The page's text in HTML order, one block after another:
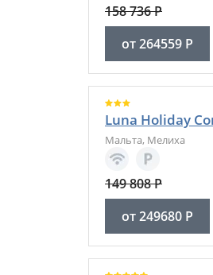
158 736Р
от264559 Р
Luna Holiday
Мальта, Мелиха
149 808Р
от249680 Р